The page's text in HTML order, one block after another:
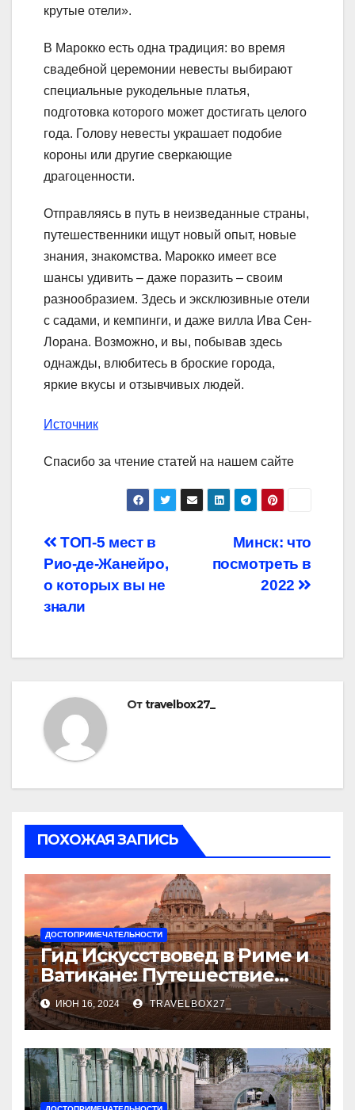
крутые отели».
В Марокко есть одна традиция: во время
свадебной церемонии невесты выбирают
специальные рукодельные платья,
подготовка которого может достигать целого
года. Голову невесты украшает подобие
короны или другие сверкающие
драгоценности.
Отправляясь в путь в неизведанные страны,
путешественники ищут новый опыт, новые
знания, знакомства. Марокко имеет все
шансы удивить – даже поразить – своим
разнообразием. Здесь и эксклюзивные отели
с садами, и кемпинги, и даже вилла Ива Сен-
Лорана. Возможно, и вы, побывав здесь
однажды, влюбитесь в броские города,
яркие вкусы и отзывчивых людей.
Источник
Спасибо за чтение статей на нашем сайте
Навигация
по
записям
Минск: что
посмотреть в
2022
ТОП-5 мест в
Рио-де-Жанейро,
о которых вы не
знали
Отtravelbox27_
ПОХОЖАЯ ЗАПИСЬ
ДОСТОПРИМЕЧАТЕЛЬНОСТИ
Гид Искусствовед в Риме и
Ватикане: Путешествие
Сквозь Века Искусства
ИЮН 16, 2024 TRAVELBOX27_